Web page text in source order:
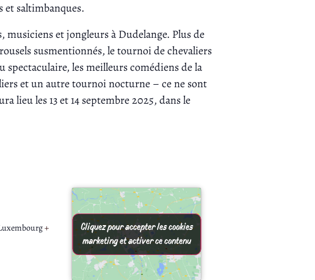
et saltimbanques.
et jongleurs à Dudelange. Plus de
susmentionnés, le tournoi de chevaliers
les meilleurs comédiens de la
et un autre tournoi nocturne – ce ne sont
lieu les 13 et 14 septembre 2025, dans le
+
Cliquez pour accepter les cookies
marketing et activer ce contenu
Cliquez pour accepter les cookies
marketing et activer ce contenu